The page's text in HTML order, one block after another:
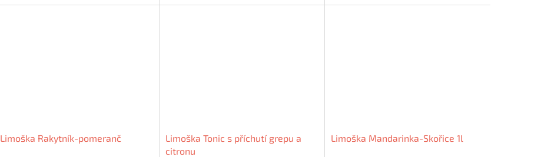
Limoška Rakytník-pomeranč
Limoška Tonic s příchutí grepu a
citronu
Limoška Mandarinka-Skořice 1l